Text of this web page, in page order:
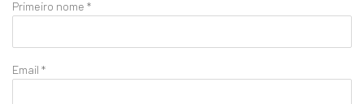
Primeiro nome *
Email *